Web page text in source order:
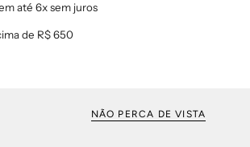
até 6x sem juros
de R$ 650
NÃO PERCA DE VISTA